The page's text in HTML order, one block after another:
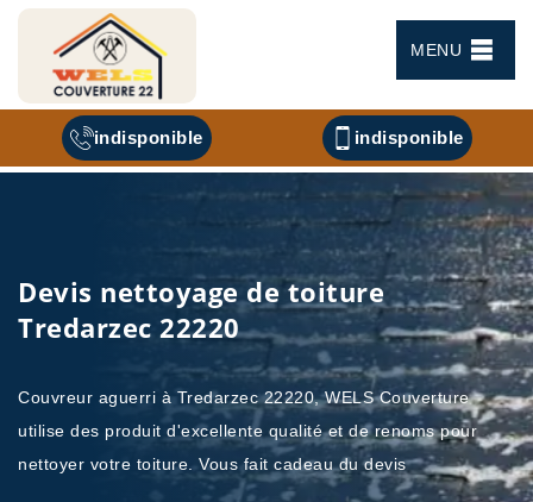
MENU
indisponible indisponible
Devis nettoyage de toiture
Tredarzec 22220
Couvreur aguerri à Tredarzec 22220, WELS Couverture
utilise des produit d'excellente qualité et de renoms pour
nettoyer votre toiture. Vous fait cadeau du devis